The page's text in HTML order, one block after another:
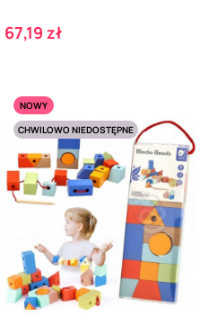
Cena
67,19 zł
NOWY
CHWILOWO NIEDOSTĘPNE